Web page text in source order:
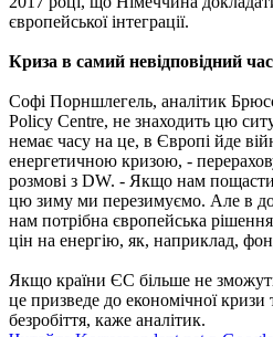
європейської інтеграції.
Криза в самий невідповідний час
Софі Порншлегель, аналітик
Policy Centre, не знаходить цю
немає часу на це, в Європі йде
енергетичною кризою, -
розмові з DW. - Якщо нам
цю зиму ми перезимуємо. Але в
нам потрібна європейська
цін на енергію, як, наприклад,
Якщо країни ЄС більше не
це призведе до економічної кризи
безробіття, каже аналітик.